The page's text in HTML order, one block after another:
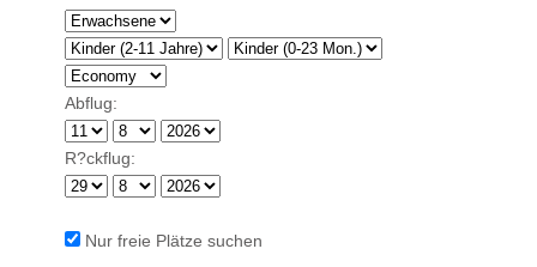
Abflug:
R?ckflug:
Nur freie Plätze suchen